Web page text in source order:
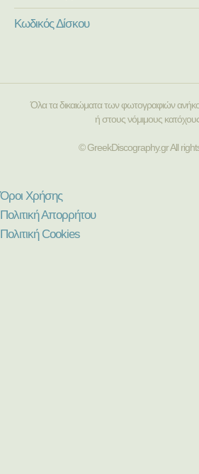
Κωδικός Δίσκου
Όλα τα δικαιώματα των φωτογραφιών
ή στους νόμιμους
© GreekDiscography.gr All
Όροι Χρήσης
Πολιτική Απορρήτου
Πολιτική Cookies